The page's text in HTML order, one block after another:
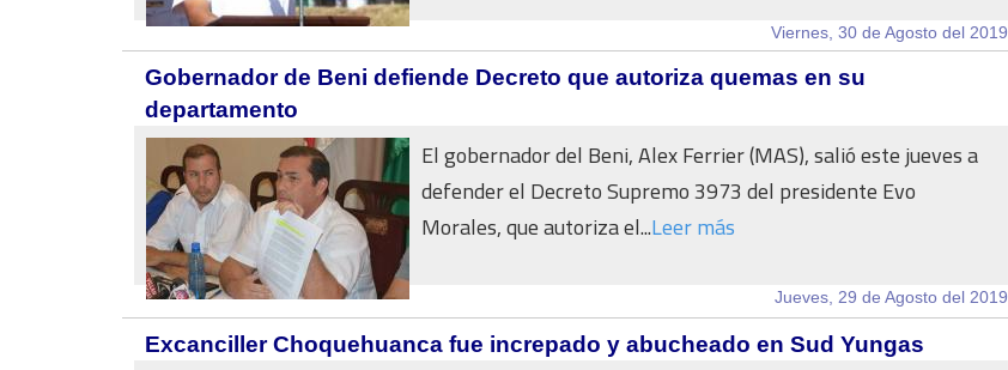
Viernes, 30 de Agosto del 2019
Gobernador de Beni defiende Decreto que autoriza quemas en su
departamento
El gobernador del Beni, Alex Ferrier (MAS), salió este jueves a
defender el Decreto Supremo 3973 del presidente Evo
Morales, que autoriza el...Leer más
Jueves, 29 de Agosto del 2019
Excanciller Choquehuanca fue increpado y abucheado en Sud Yungas